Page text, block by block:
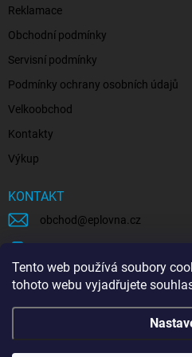
Tento web používá soubory
tohoto webu vyjadřujete
Reklamace
Obchodní podmínky
Servisní podmínky
Podmínky ochrany osobních údajů
Velkoobchod
Kontakty
Výkup
KONTAKT
obchod @eplovna.cz
eplovna.cz